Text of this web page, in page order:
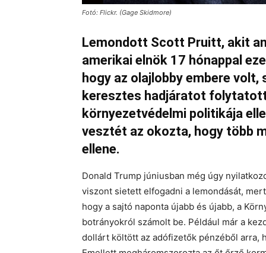
Fotó: Flickr. (Gage Skidmore)
Lemondott Scott Pruitt, akit
amerikai elnök 17 hónappal
hogy az olajlobby embere
keresztes hadjáratot
környezetvédelmi politikája
vesztét az okozta, hogy több
ellene.
Donald Trump júniusban még úgy
viszont sietett elfogadni a lemondását,
hogy a sajtó naponta újabb és újabb, a
botrányokról számolt be. Például már a
dollárt költött az adófizetők pénzéből arra,